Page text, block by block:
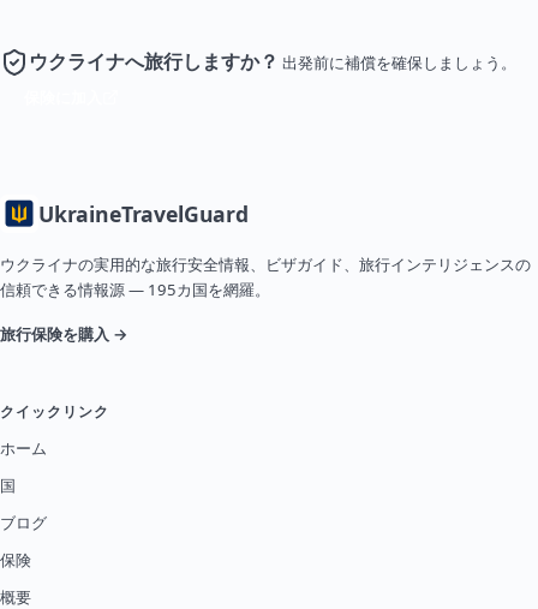
ウクライナへ旅行しますか？ 出発前に補償を確保しましょう。
UkraineTravelGuard
ウクライナの実用的な旅行安全情報、ビザガイド、旅行インテリジェンスの
信頼できる情報源 — 195カ国を網羅。
旅行保険を購入 →
クイックリンク
ホーム
国
ブログ
保険
概要